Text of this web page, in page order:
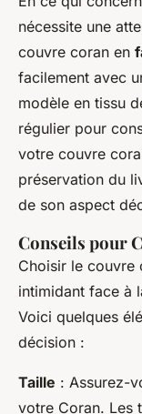
nécessite une
couvre coran en
facilement avec
modèle en tissu
régulier pour
votre couvre
préservation du
de son aspect
Conseils pour
Choisir le couvre
intimidant face à
Voici quelques
décision :
Taille : Assurez-
votre Coran. Les